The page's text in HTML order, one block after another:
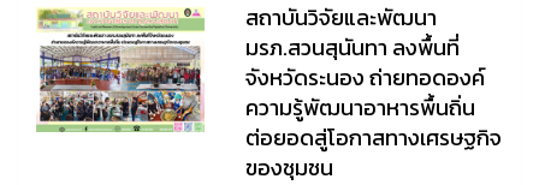
สถาบันวิจัยและพัฒนา
มรภ.สวนสุนันทา ลงพื้นที่
จังหวัดระนอง ถ่ายทอดองค์
ความรู้พัฒนาอาหารพื้นถิ่น
ต่อยอดสู่โอกาสทางเศรษฐกิจ
ของชุมชน